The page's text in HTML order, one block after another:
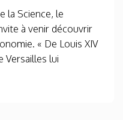
la Science, le
à venir découvrir
« De Louis XIV
Versailles lui